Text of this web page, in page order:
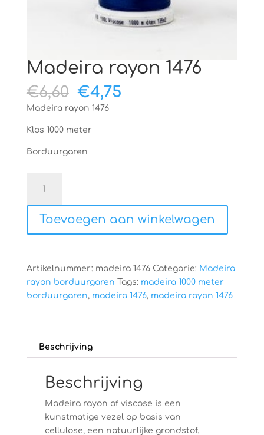
Madeira rayon 1476
€6,60 Oorspronkelijke
prijs
€6,60.
€4,75Huidige
Madeira rayon 1476
Klos 1000 meter
Borduurgaren
rayon
1476
aantal
Toevoegen aan winkelwagen
Artikelnummer: madeira 1476 Categorie: Madeira
rayon borduurgaren Tags: madeira 1000 meter
borduurgaren, madeira 1476, madeira rayon 1476
Beschrijving
Beschrijving
Madeira rayon of viscose is een
kunstmatige vezel op basis van
cellulose, een natuurlijke grondstof.